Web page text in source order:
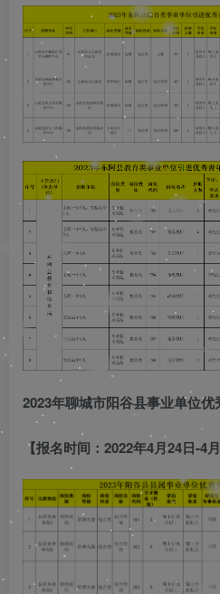
2023年聊城市阳谷县事业单位
【报名时间：2022年4月24日-4月